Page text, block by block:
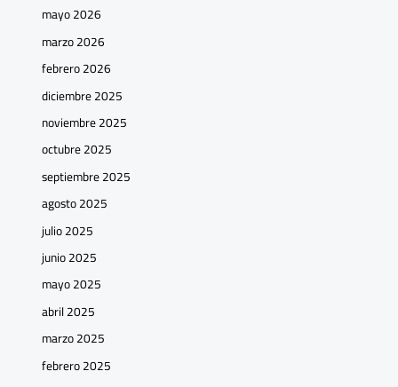
mayo 2026
marzo 2026
febrero 2026
diciembre 2025
noviembre 2025
octubre 2025
septiembre 2025
agosto 2025
julio 2025
junio 2025
mayo 2025
abril 2025
marzo 2025
febrero 2025